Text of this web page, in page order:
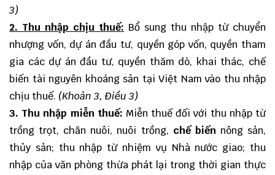
3)
2. Thu nhập chịu thuế: Bổ sung thu nhập từ chuyển
nhượng vốn, dự án đầu tư, quyền góp vốn, quyền tham
gia các dự án đầu tư, quyền thăm dò, khai thác, chế
biến tài nguyên khoáng sản tại Việt Nam vào thu nhập
chịu thuế. (Khoản 3, Điều 3)
3. Thu nhập miễn thuế: Miễn thuế đối với thu nhập từ
trồng trọt, chăn nuôi, nuôi trồng, chế biếnnông sản,
thủy sản; thu nhập từ nhiệm vụ Nhà nước giao; thu
nhập của văn phòng thừa phát lại trong thời gian thực